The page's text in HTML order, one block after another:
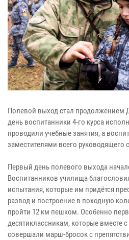
Полевой выход стал продолжением
день воспитанники 4-го курса
проводили учебные занятия, а
заместителями всего руководящего
Первый день полевого выхода
Воспитанников училища
испытания, которые им придётся
развод и построение в походную
пройти 12 км пешком. Особенно
десятиклассникам, которые вместе
совершали марш-бросок с